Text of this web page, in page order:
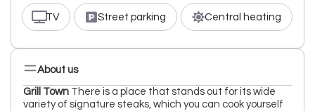
TV Street parking Central heating
About us
Grill Town There is a place that stands out for its wide
variety of signature steaks, which you can cook yourself